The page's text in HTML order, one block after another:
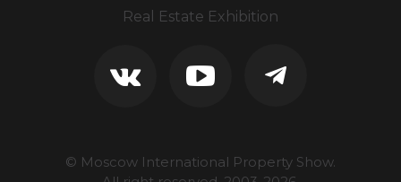
Real Estate Exhibition
© Moscow International Property Show.